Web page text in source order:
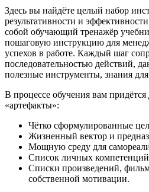
Здесь вы найдёте целый набор
результативности и
собой обучающий тренажёр
пошаговую инструкцию для
успехов в работе. Каждый шаг
последовательностью действий,
полезные инструменты, знания
В процессе обучения вам
«артефакты»:
Чётко сформулированные
Жизненный вектор и
Мощную среду для
Список личных
Списки произведений,
собственной мотивации.